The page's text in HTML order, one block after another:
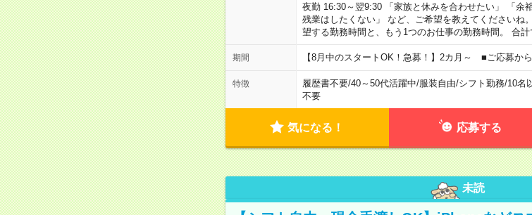
夜勤 16:30～翌9:30 「家族と休みを合わせたい」 「余
残業はしたくない」 など、ご希望を教えてください
望する勤務時間と、もう1つのお仕事の勤務時間。 合
期間 【8月中のスタートOK！急募！】2カ月～ ■ご応募か
特徴 履歴書不要/40～50代活躍中/服装自由/シフト勤務/10名
不要
気になる！ 応募する
未読